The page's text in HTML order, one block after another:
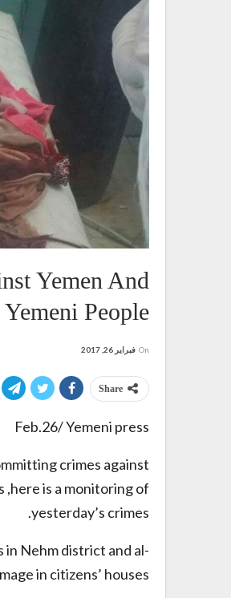
Yemen And
Yemeni People
On فبراير 26, 2017
Share
Feb.26/ Yemeni press
crimes against
,here is a monitoring of
yesterday’s crimes.
in Nehm district and al-
in citizens’ houses